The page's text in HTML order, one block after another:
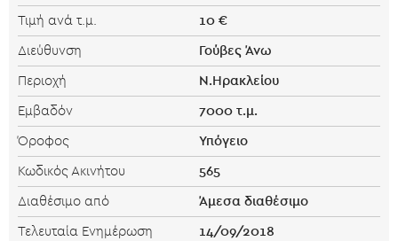
Τιμή ανά τ.μ. 10 €
Διεύθυνση Γούβες Άνω
Περιοχή Ν.Ηρακλείου
Εμβαδόν 7000 τ.μ.
Όροφος Υπόγειο
Κωδικός Ακινήτου 565
Διαθέσιμο από Άμεσα διαθέσιμο
Τελευταία Ενημέρωση 14/09/2018